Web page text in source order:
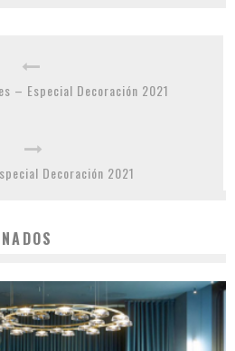
– Especial Decoración 2021
Decoración 2021